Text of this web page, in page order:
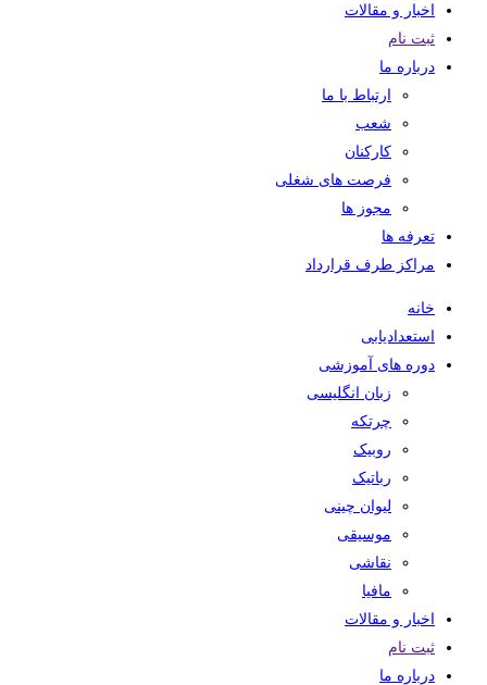
اخبار و مقالات
ثبت نام
درباره ما
ارتباط با ما
شعب
کارکنان
فرصت های شغلی
مجوز ها
تعرفه ها
مراکز طرف قرارداد
خانه
استعدادیابی
دوره های آموزشی
زبان انگلیسی
چرتکه
روبیک
رباتیک
لیوان چینی
موسیقی
نقاشی
مافیا
اخبار و مقالات
ثبت نام
درباره ما